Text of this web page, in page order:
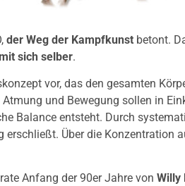
der Weg der Kampfkunstbetont.
sich selber.
vor, das den gesamten
Atmung und Bewegung sollen in
Balance entsteht. Durch
erschließt. Über die Konzentration
Anfang der 90er Jahre von Willy